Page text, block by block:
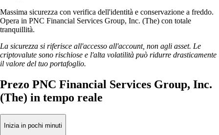
Massima sicurezza con verifica dell'identità e conservazione a freddo.
Opera in PNC Financial Services Group, Inc. (The) con totale
tranquillità.
La sicurezza si riferisce all'accesso all'account, non agli asset. Le
criptovalute sono rischiose e l'alta volatilità può ridurre drasticamente
il valore del tuo portafoglio.
Prezo PNC Financial Services Group, Inc.
(The) in tempo reale
Inizia in pochi minuti